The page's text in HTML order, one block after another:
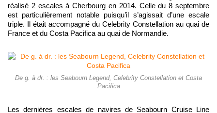
réalisé 2 escales à Cherbourg en 2014. Celle du 8 septembre
est particulièrement notable puisqu’il s’agissait d’une escale
triple. Il était accompagné du Celebrity Constellation au quai de
France et du Costa Pacifica au quai de Normandie.
De g. à dr. : les Seabourn Legend, Celebrity Constellation et Costa
Pacifica
Les dernières escales de navires de Seabourn Cruise Line